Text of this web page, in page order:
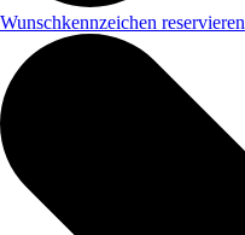
Wunschkennzeichen reservieren